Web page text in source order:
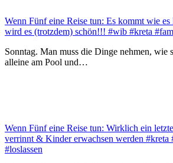
Wenn Fünf eine Reise tun: Es kommt wie
wird es (trotzdem) schön!!! #wib #kreta
Sonntag. Man muss die Dinge nehmen, wie
alleine am Pool und…
Wenn Fünf eine Reise tun: Wirklich ein
verrinnt & Kinder erwachsen werden #kreta
#loslassen